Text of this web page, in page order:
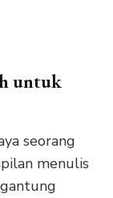
untuk
seorang
menulis